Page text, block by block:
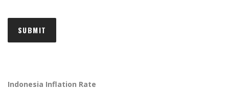
Indonesia Inflation Rate